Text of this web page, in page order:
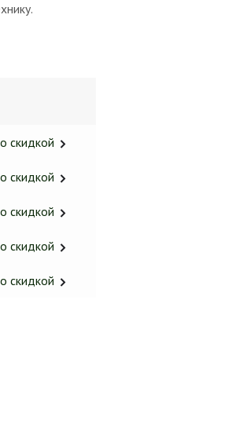
скидкой
скидкой
скидкой
скидкой
скидкой